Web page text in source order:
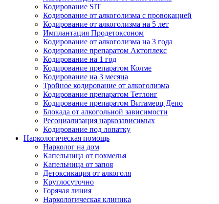
Кодирование SIT
Кодирование от алкоголизма с провокацией
Кодирование от алкоголизма на 5 лет
Имплантация Продетоксоном
Кодирование от алкоголизма на 3 года
Кодирование препаратом Актоплекс
Кодирование на 1 год
Кодирование препаратом Колме
Кодирование на 3 месяца
Тройное кодирование от алкоголизма
Кодирование препаратом Тетлонг
Кодирование препаратом Витамерц Депо
Блокада от алкогольной зависимости
Ресоциализация наркозависимых
Кодирование под лопатку
Наркологическая помощь
Нарколог на дом
Капельница от похмелья
Капельница от запоя
Детоксикация от алкоголя
Круглосуточно
Горячая линия
Наркологическая клиника